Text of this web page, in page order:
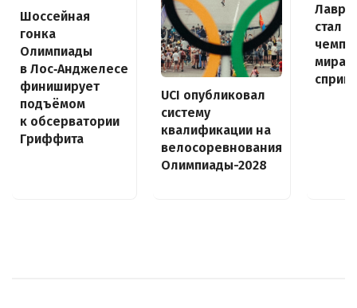
Шоссейная
гонка
Олимпиады
в Лос‑Анджелесе
финиширует
подъёмом
к обсерватории
Гриффита
UCI опубликовал
систему
квалификации на
велосоревнования
Олимпиады-2028
стал
мира в